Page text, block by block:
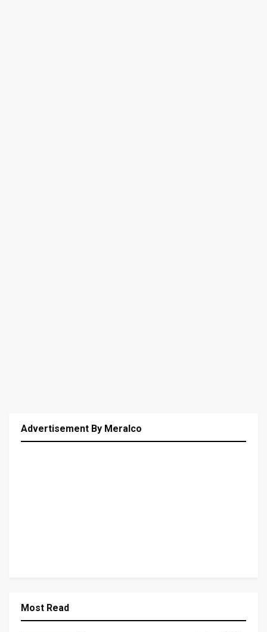
Advertisement By Meralco
Most Read